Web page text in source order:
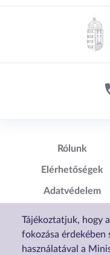
Tájékoztatjuk, hogy
fokozása érdekében
használatával a
Lábléc1
Rólunk
Elérhetőségek
Adatvédelem
Nyilatkozat